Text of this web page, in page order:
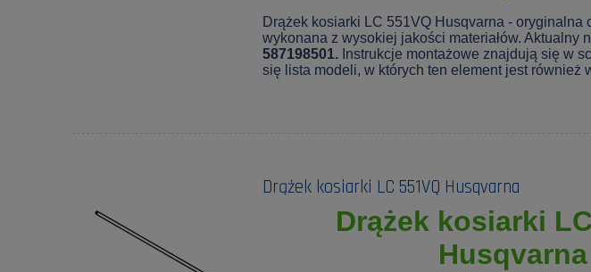
Drążek kosiarki LC 551VQ Husqvarna - oryginalna
wykonana z wysokiej jakości materiałów. Aktualny
587198501. Instrukcje montażowe znajdują się w
się lista modeli, w których ten element jest również
Drążek kosiarki LC 551VQ Husqvarna
Drążek kosiarki
Husqvarna